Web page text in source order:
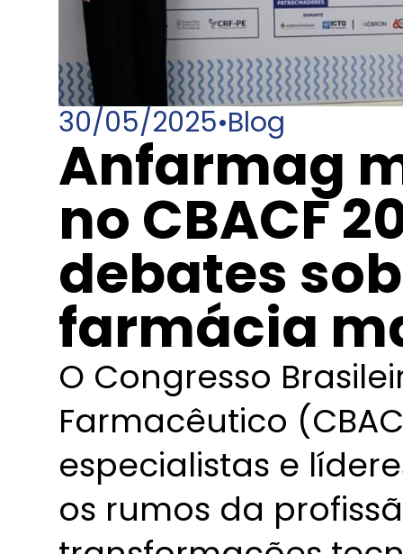
30/05/2025•Blog
Anfarmag
no CBACF
debates
farmácia
O Congresso
Farmacêutico
especialistas e
os rumos da